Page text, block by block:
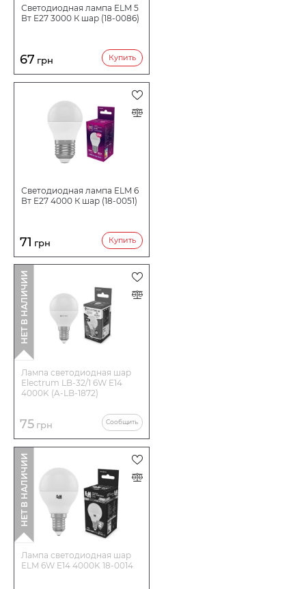
Светодиодная лампа ELM 5
Вт E27 3000 К шар (18-0086)
67 грн Купить
Светодиодная лампа ELM 6
Вт E27 4000 К шар (18-0051)
71 грн Купить
Лампа светодиодная шар
Electrum LB-32/1 6W E14
4000K (A-LB-1872)
75 грн Сообщить
НЕТ В НАЛИЧИИ
Лампа светодиодная шар
ELM 6W E14 4000K 18-0014
НЕТ В НАЛИЧИИ